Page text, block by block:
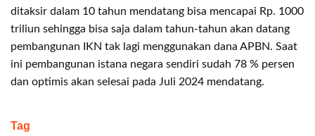
ditaksir dalam 10 tahun mendatang bisa mencapai Rp. 1000
triliun sehingga bisa saja dalam tahun-tahun akan datang
pembangunan IKN tak lagi menggunakan dana APBN. Saat
ini pembangunan istana negara sendiri sudah 78 % persen
dan optimis akan selesai pada Juli 2024 mendatang.
Tag